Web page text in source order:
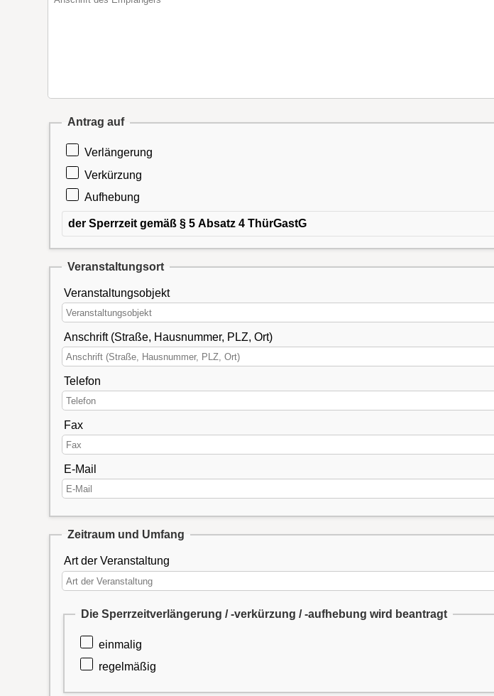
Antrag auf
Verlängerung
Verkürzung
Aufhebung
der Sperrzeit gemäß § 5 Absatz 4 ThürGastG
Veranstaltungsort
Veranstaltungsobjekt
Anschrift (Straße, Hausnummer, PLZ, Ort)
Telefon
Fax
E-Mail
Zeitraum und Umfang
Art der Veranstaltung
Die Sperrzeitverlängerung / -verkürzung / -aufhebung wird beantragt
einmalig
regelmäßig